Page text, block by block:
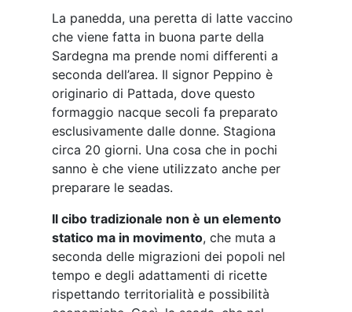
La panedda, una peretta di latte vaccino
che viene fatta in buona parte della
Sardegna ma prende nomi differenti a
seconda dell’area. Il signor Peppino è
originario di Pattada, dove questo
formaggio nacque secoli fa preparato
esclusivamente dalle donne. Stagiona
circa 20 giorni. Una cosa che in pochi
sanno è che viene utilizzato anche per
preparare le seadas.
Il cibo tradizionale non è un elemento
statico ma in movimento, che muta a
seconda delle migrazioni dei popoli nel
tempo e degli adattamenti di ricette
rispettando territorialità e possibilità